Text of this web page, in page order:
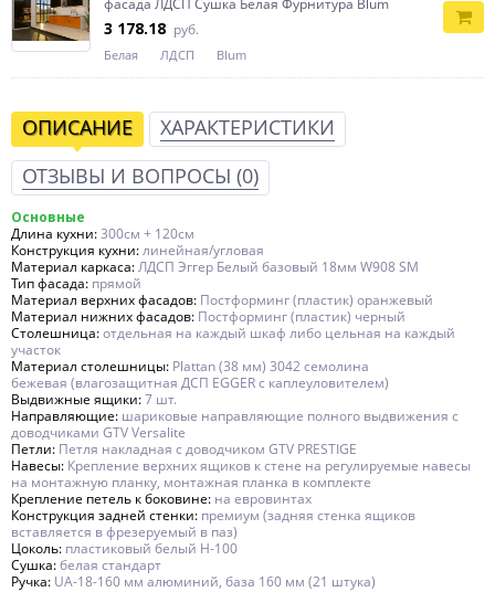
фасада ЛДСП Сушка Белая Фурнитура Blum
3 178.18 руб.
Белая ЛДСП Blum
ОПИСАНИЕ
ХАРАКТЕРИСТИКИ
ОТЗЫВЫ И ВОПРОСЫ (0)
Основные
Длина кухни:300см + 120см
Конструкция кухни:линейная/угловая
Материал каркаса:ЛДСП Эггер Белый базовый 18мм W908 SM
Тип фасада: прямой
Материал верхних фасадов: Постформинг (пластик) оранжевый
Материал нижних фасадов: Постформинг (пластик) черный
Столешница:отдельная на каждый шкаф либо цельная на каждый
участок
Материал столешницы: Plattan (38 мм) 3042 семолина
бежевая (влагозащитная ДСП EGGER с каплеуловителем)
Выдвижные ящики:7 шт.
Направляющие: шариковые направляющие полного выдвижения с
доводчиками GTV Versalite
Петли: Петля накладная с доводчиком GTV PRESTIGE
Навесы: Крепление верхних ящиков к стене на регулируемые навесы
на монтажную планку, монтажная планка в комплекте
Крепление петель к боковине: на евровинтах
Конструкция задней стенки: премиум (задняя стенка ящиков
вставляется в фрезеруемый в паз)
Цоколь: пластиковый белый H-100
Сушка:белая стандарт
Ручка: UA-18-160 мм алюминий, база 160 мм (21 штука)